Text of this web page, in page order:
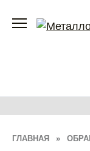
ГЛАВНАЯ »